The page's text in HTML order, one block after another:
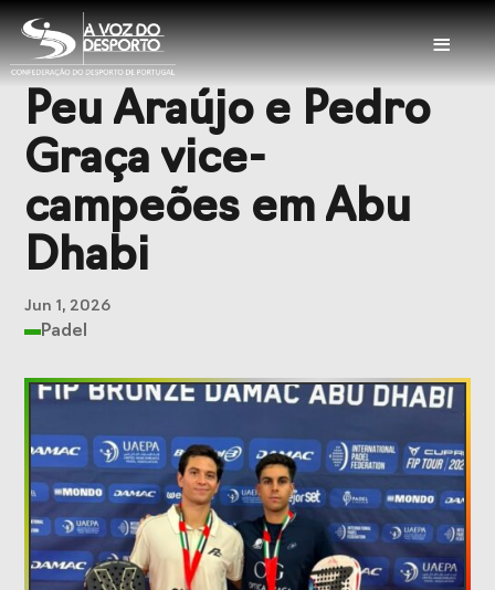
≡
Sobre a CDP
Visão e Missão
Órgãos Sociais
Representações
Nacionais
História
Serviços
Balcão das
Federações
Seguros
Desportivos
Formação
Peu Araújo e Pedro
Graça vice-
campeões em Abu
Dhabi
Jun 1, 2026
Padel